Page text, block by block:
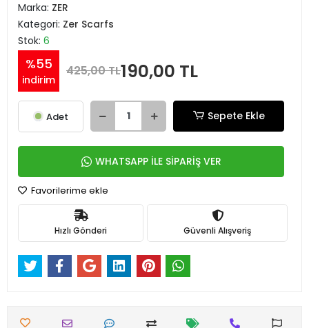
Marka: ZER
Kategori: Zer Scarfs
Stok: 6
%55
indirim
425,00 TL190,00 TL
Adet Sepete Ekle
WHATSAPP İLE SİPARİŞ VER
Favorilerime ekle
Hızlı Gönderi Güvenli Alışveriş